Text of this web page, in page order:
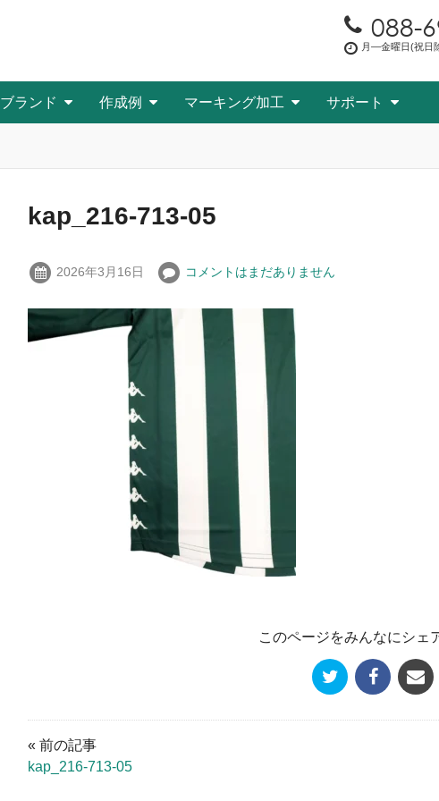
088-
月―金曜日(祝日
ブランド 作成例 マーキング加工 サポート
kap_216-713-05
2026年3月16日 コメントはまだありません
このページをみんなにシェ
« 前の記事
kap_216-713-05